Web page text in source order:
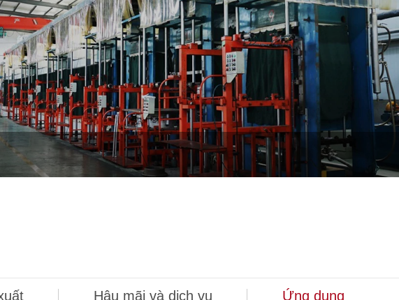
Hậu mãi và dịch vụ Ứng dụng